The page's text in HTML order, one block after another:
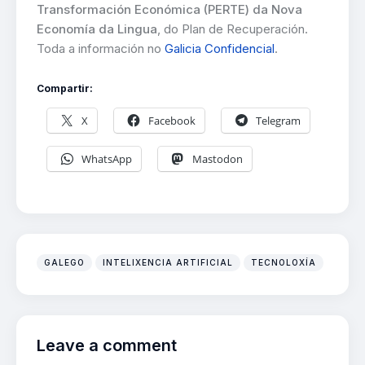
Transformación Económica (PERTE) da Nova
Economía da Lingua , do Plan de Recuperación.
Toda a información no Galicia Confidencial.
Compartir:
X Facebook Telegram
WhatsApp Mastodon
GALEGO INTELIXENCIA ARTIFICIAL TECNOLOXÍA
Leave a comment